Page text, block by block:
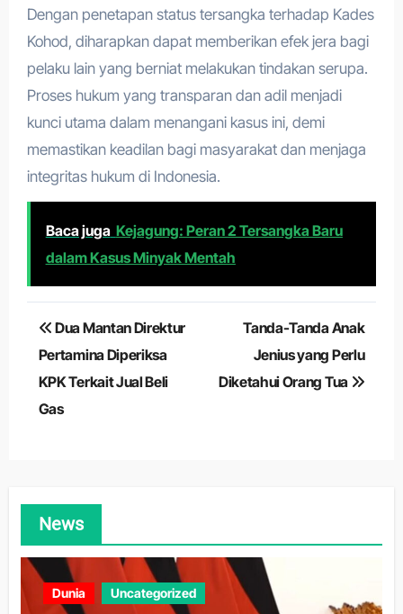
Dengan penetapan status tersangka terhadap Kades
Kohod, diharapkan dapat memberikan efek jera bagi
pelaku lain yang berniat melakukan tindakan serupa.
Proses hukum yang transparan dan adil menjadi
kunci utama dalam menangani kasus ini, demi
memastikan keadilan bagi masyarakat dan menjaga
integritas hukum di Indonesia.
Baca juga Kejagung: Peran 2 Tersangka Baru
dalam Kasus Minyak Mentah
Navigasi
pos
Dua Mantan Direktur
Pertamina Diperiksa
KPK Terkait Jual Beli
Gas
Tanda-Tanda Anak
Jenius yang Perlu
Diketahui Orang Tua
News
Dunia Uncategorized